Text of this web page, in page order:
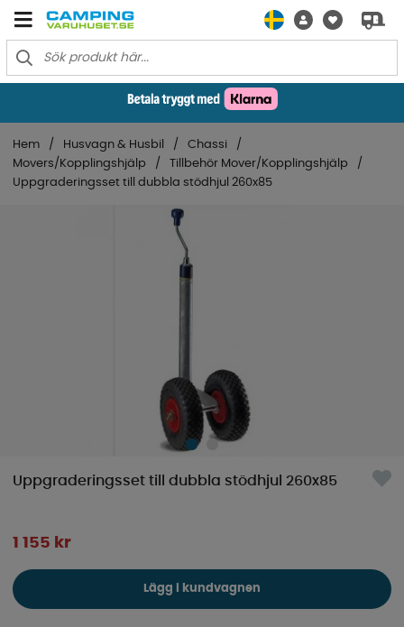
Hem Husvagn & Husbil
Chassi
Movers/Kopplingshjälp
Tillbehör Mover/Kopplingshjälp
Uppgraderingsset till dubbla stödhjul 260x85
Uppgraderingsset till dubbla stödhjul 260x85
1 155 kr
Lägg i kundvagnen